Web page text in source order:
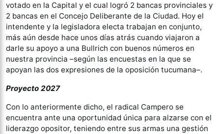
votado en la Capital y el cual logró 2 bancas provinciales y
2 bancas en el Concejo Deliberante de la Ciudad. Hoy el
intendente y la legisladora electa trabajan en conjunto,
más aún desde hace unos días atrás cuando viajaron a
darle su apoyo a una Bullrich con buenos números en
nuestra provincia –según las encuestas en la que se
apoyan las dos expresiones de la oposición tucumana–.
Proyecto 2027
Con lo anteriormente dicho, el radical Campero se
encuentra ante una oportunidad única para alzarse con el
liderazgo opositor, teniendo entre sus armas una gestión